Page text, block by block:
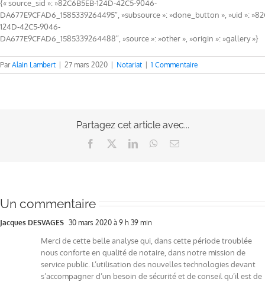
{« source_sid »: »82C6B5EB-124D-42C5-9046-
DA677E9CFAD6_1585339264495″, »subsource »: »done_button », »uid »:
124D-42C5-9046-
DA677E9CFAD6_1585339264488″, »source »: »other », »origin »: »gallery »}
ParAlain Lambert 27 mars 2020 Notariat 1 Commentaire
Partagez cet article avec...
Facebook LinkedInWhatsApp
Email
Un commentaire
Jacques DESVAGES 30 mars 2020 à 9 h 39 min
Merci de cette belle analyse qui, dans cette période troublée
nous conforte en qualité de notaire, dans notre mission de
service public. L’utilisation des nouvelles technologies devant
s’accompagner d’un besoin de sécurité et de conseil qu’il est de